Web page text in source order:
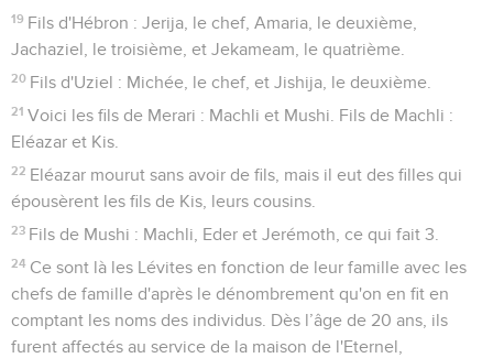
19 Fils d'Hébron : Jerija, le chef, Amaria, le deuxième,
Jachaziel, le troisième, et Jekameam, le quatrième.
20 Fils d'Uziel : Michée, le chef, et Jishija, le deuxième.
21 Voici les fils de Merari : Machli et Mushi. Fils de Machli :
Eléazar et Kis.
22 Eléazar mourut sans avoir de fils, mais il eut des filles qui
épousèrent les fils de Kis, leurs cousins.
23 Fils de Mushi : Machli, Eder et Jerémoth, ce qui fait 3.
24 Ce sont là les Lévites en fonction de leur famille avec les
chefs de famille d'après le dénombrement qu'on en fit en
comptant les noms des individus. Dès l’âge de 20 ans, ils
furent affectés au service de la maison de l'Eternel,